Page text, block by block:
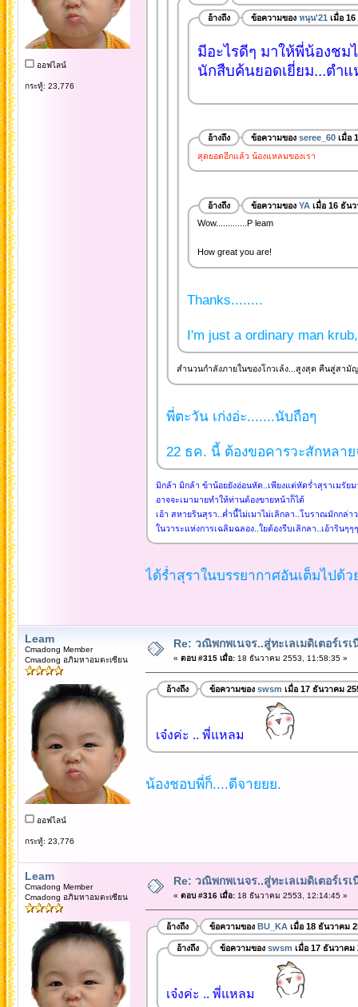
ออฟไลน์
กระทู้: 23,776
อ้างถึง ข้อความของ หนุน'21 เมื่อ
มีอะไรดีๆ มาให้พี่น้องชม
นักสืบค้นยอดเยี่ยม...ตำแ
อ้างถึง ข้อความของ seree_60เมื่อ
สุดยอดอีกแล้ว น้องแหลมของเรา
อ้างถึง ข้อความของ YAเมื่อ 16 ธันว
Wow.............P leam
How great you are!
Thanks........
I'm just a ordinary man
สำนวนกำลังภายในของโกวเล้ง...สูงสุด คืนสู่สามัญ
พี่ตะวัน เก่งอ่ะ.......นับถือๆ
22 ธค. นี้ ต้องขอคารวะสักหลาย
มิกล้า มิกล้า ข้าน้อยยังอ่อนหัด..เพียงแต่หัดร่ำสุราเมรัย
อาจจะเมามายทำให้ท่านต้องขายหน้าก็ได้
เอ้า สหายรินสุรา..ค่ำนี้ไม่เมาไม่เลิกลา..โบราณมักกล่า
ในวาระแห่งการเฉลิมฉลอง..ใยต้องรีบเลิกลา..เอ้ารินๆๆ
ได้ร่ำสุราในบรรยากาศอันเต็มไป
Leam
Cmadong Member
Cmadong อภิมหาอมตะเซียน
ออฟไลน์
กระทู้: 23,776
Re: วณิพกพเนจร..สู่ทะเลเมดิเตอร์เร
« ตอบ #315 เมื่อ:18 ธันวาคม 2553, 11:58:35 »
อ้างถึง ข้อความของ swsm เมื่อ 17 ธันวาคม
เจ๋งค่ะ .. พี่แหลม
น้องชอบพี่ก็....ดีจายยย.
Leam
Cmadong Member
Cmadong อภิมหาอมตะเซียน
Re: วณิพกพเนจร..สู่ทะเลเมดิเตอร์เร
« ตอบ #316 เมื่อ:18 ธันวาคม 2553, 12:14:45 »
อ้างถึง ข้อความของ BU_KAเมื่อ 18 ธันวาคม
อ้างถึง ข้อความของ swsm เมื่อ 17 ธันวาคม
เจ๋งค่ะ .. พี่แหลม